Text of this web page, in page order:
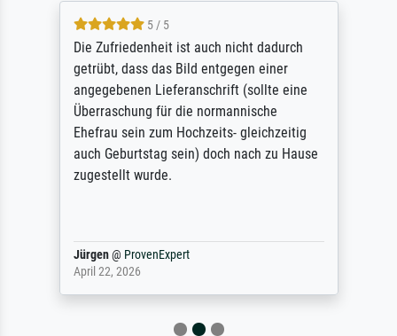
5 / 5
Die Zufriedenheit ist auch nicht dadurch
getrübt, dass das Bild entgegen einer
angegebenen Lieferanschrift (sollte eine
Überraschung für die normannische
Ehefrau sein zum Hochzeits- gleichzeitig
auch Geburtstag sein) doch nach zu Hause
zugestellt wurde.
Jürgen@ ProvenExpert
April 22, 2026